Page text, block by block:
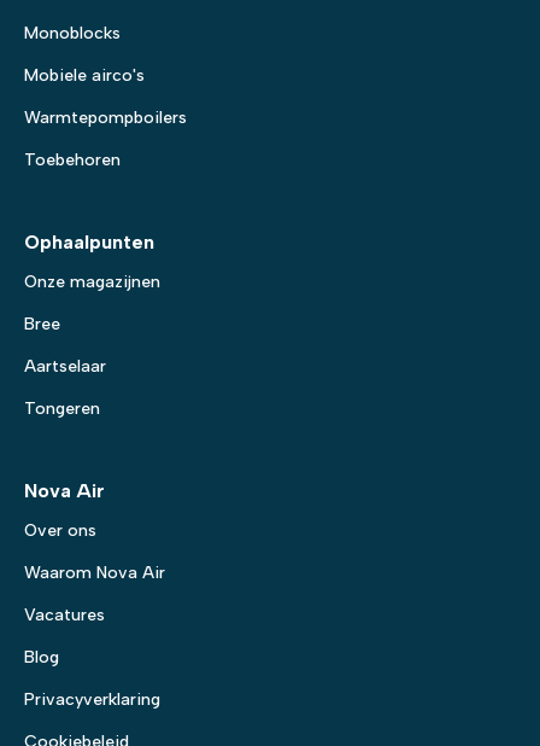
Monoblocks
Mobiele airco's
Warmtepompboilers
Toebehoren
Ophaalpunten
Onze magazijnen
Bree
Aartselaar
Tongeren
Nova Air
Over ons
Waarom Nova Air
Vacatures
Blog
Privacyverklaring
Cookiebeleid